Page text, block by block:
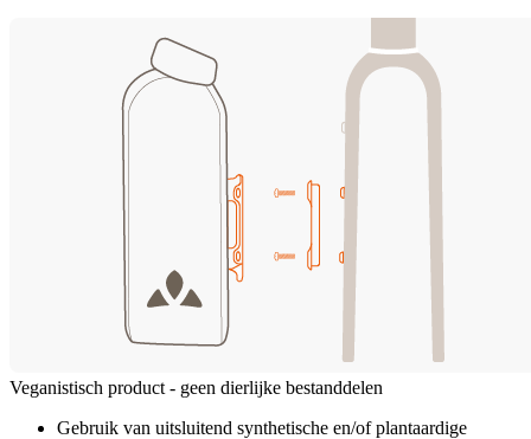
Veganistisch product - geen dierlijke bestanddelen
Gebruik van uitsluitend synthetische en/of plantaardige